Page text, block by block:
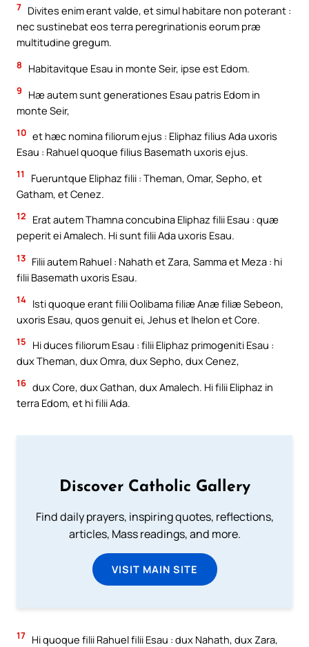
7 Divites enim erant valde, et simul habitare non poterant :
nec sustinebat eos terra peregrinationis eorum præ
multitudine gregum.
8 Habitavitque Esau in monte Seir, ipse est Edom.
9
Hæ autem sunt generationes Esau patris Edom in
monte Seir,
10 et hæc nomina filiorum ejus : Eliphaz filius Ada uxoris
Esau : Rahuel quoque filius Basemath uxoris ejus.
11
Fueruntque Eliphaz filii : Theman, Omar, Sepho, et
Gatham, et Cenez.
12
Erat autem Thamna concubina Eliphaz filii Esau : quæ
peperit ei Amalech. Hi sunt filii Ada uxoris Esau.
13 Filii autem Rahuel : Nahath et Zara, Samma et Meza : hi
filii Basemath uxoris Esau.
14 Isti quoque erant filii Oolibama filiæ Anæ filiæ Sebeon,
uxoris Esau, quos genuit ei, Jehus et Ihelon et Core.
15
Hi duces filiorum Esau : filii Eliphaz primogeniti Esau :
dux Theman, dux Omra, dux Sepho, dux Cenez,
16 dux Core, dux Gathan, dux Amalech. Hi filii Eliphaz in
terra Edom, et hi filii Ada.
Discover Catholic Gallery
Find daily prayers, inspiring quotes, reflections,
articles, Mass readings, and more.
VISIT MAIN SITE
17 Hi quoque filii Rahuel filii Esau : dux Nahath, dux Zara,